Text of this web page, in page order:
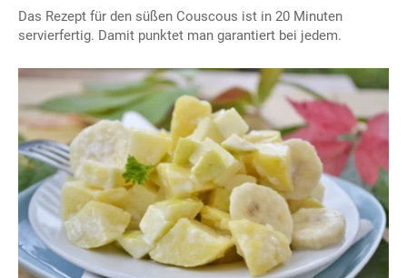
Das Rezept für den süßen Couscous ist in 20 Minuten
servierfertig. Damit punktet man garantiert bei jedem.